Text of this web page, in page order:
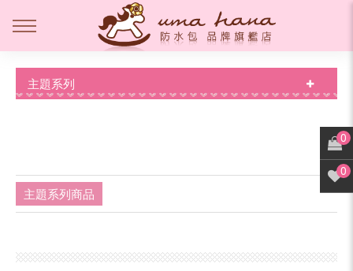
主題系列
主題系列商品
0
0